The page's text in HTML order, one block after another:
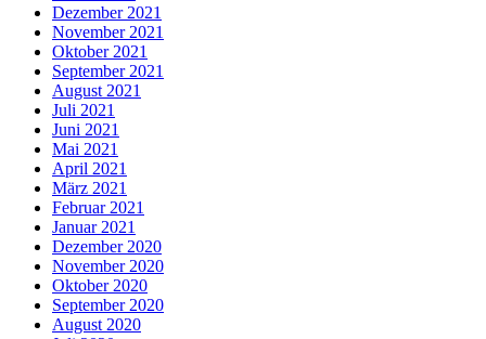
Dezember 2021
November 2021
Oktober 2021
September 2021
August 2021
Juli 2021
Juni 2021
Mai 2021
April 2021
März 2021
Februar 2021
Januar 2021
Dezember 2020
November 2020
Oktober 2020
September 2020
August 2020